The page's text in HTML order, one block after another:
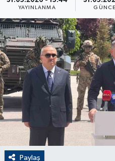
YAYINLANMA
Paylaş
Dış Haberler
Dünya
EĞİTİM
EKONOMİ
English News
Finans